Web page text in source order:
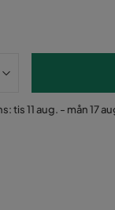
tis 11 aug. - mån 17